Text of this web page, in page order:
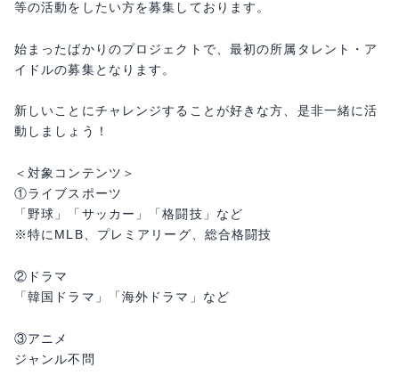
等の活動をしたい方を募集しております。
始まったばかりのプロジェクトで、最初の所属タレント・ア
イドルの募集となります。
新しいことにチャレンジすることが好きな方、是非一緒に活
動しましょう！
＜対象コンテンツ＞
①ライブスポーツ
「野球」「サッカー」「格闘技」など
※特にMLB、プレミアリーグ、総合格闘技
②ドラマ
「韓国ドラマ」「海外ドラマ」など
③アニメ
ジャンル不問